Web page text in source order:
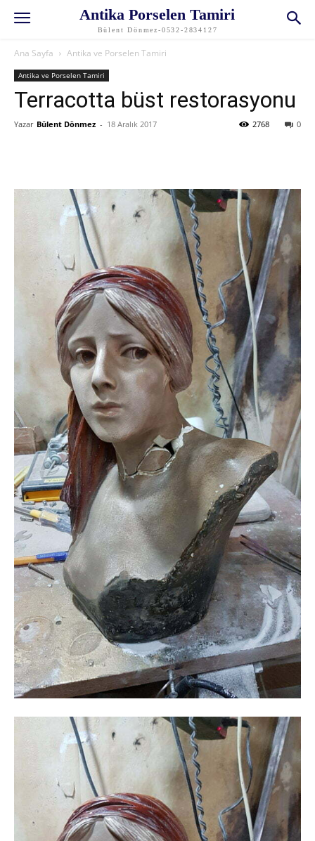
Antika Porselen Tamiri
Bülent Dönmez-0532-2834127
Ana Sayfa Antika ve Porselen Tamiri
Antika ve Porselen Tamiri
Terracotta büst restorasyonu
Yazar Bülent Dönmez - 18 Aralık 2017 0
2768